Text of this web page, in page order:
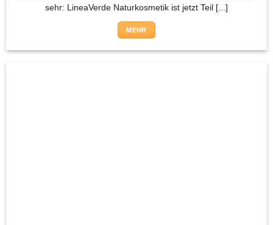
sehr: LineaVerde Naturkosmetik ist jetzt Teil [...]
MEHR